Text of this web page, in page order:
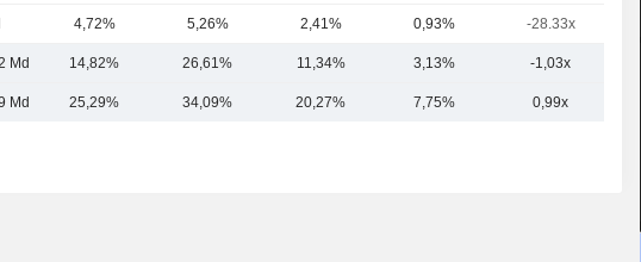
4,72% 5,26% 2,41% 0,93% -28.33x
Md 14,82% 26,61% 11,34% 3,13% -1,03x
Md 25,29% 34,09% 20,27% 7,75% 0,99x